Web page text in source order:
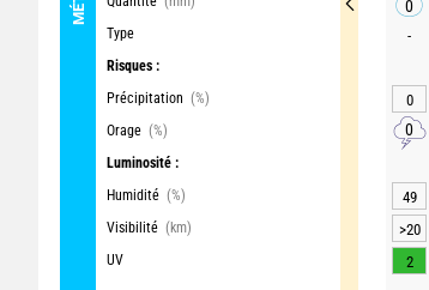
Type
Risques :
Précipitation (%)
Orage (%)
Luminosité :
Humidité (%)
Visibilité (km)
UV
0
-
0
0
49
>20
2